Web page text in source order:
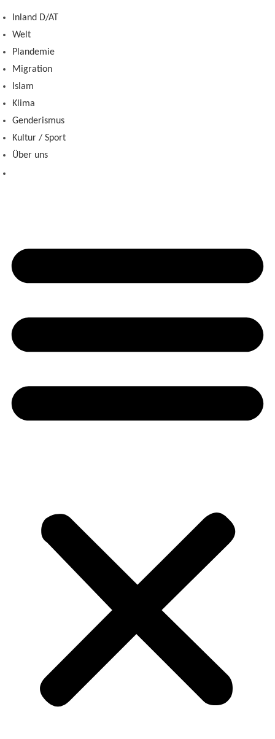
Zum
Inhalt
springen
Inland D/AT
Welt
Plandemie
Migration
Islam
Klima
Genderismus
Kultur / Sport
Über uns